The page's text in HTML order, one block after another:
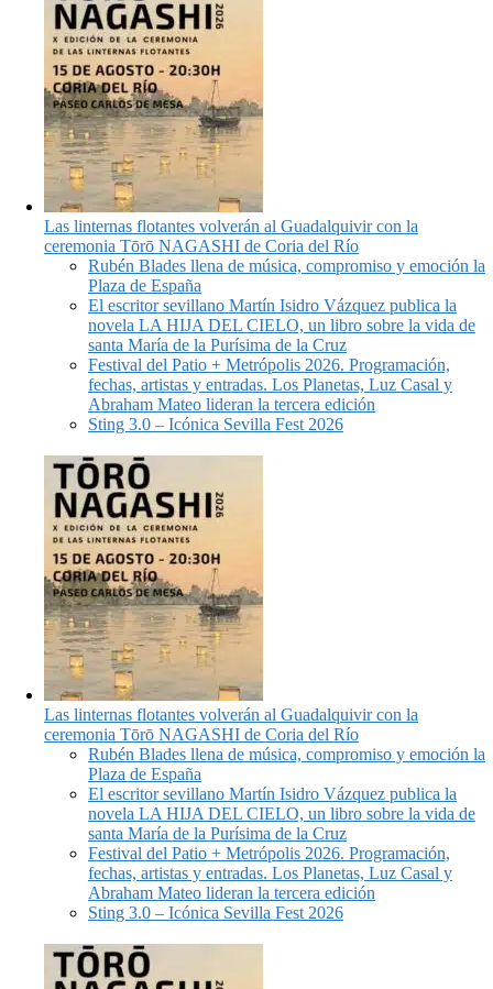
Las linternas flotantes volverán al Guadalquivir con la
ceremonia Tōrō NAGASHI de Coria del Río
Rubén Blades llena de música, compromiso y emoción la
Plaza de España
El escritor sevillano Martín Isidro Vázquez publica la
novela LA HIJA DEL CIELO, un libro sobre la vida de
santa María de la Purísima de la Cruz
Festival del Patio + Metrópolis 2026. Programación,
fechas, artistas y entradas. Los Planetas, Luz Casal y
Abraham Mateo lideran la tercera edición
Sting 3.0 – Icónica Sevilla Fest 2026
Las linternas flotantes volverán al Guadalquivir con la
ceremonia Tōrō NAGASHI de Coria del Río
Rubén Blades llena de música, compromiso y emoción la
Plaza de España
El escritor sevillano Martín Isidro Vázquez publica la
novela LA HIJA DEL CIELO, un libro sobre la vida de
santa María de la Purísima de la Cruz
Festival del Patio + Metrópolis 2026. Programación,
fechas, artistas y entradas. Los Planetas, Luz Casal y
Abraham Mateo lideran la tercera edición
Sting 3.0 – Icónica Sevilla Fest 2026